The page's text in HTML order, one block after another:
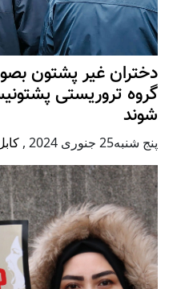
دختران غیر پشتون
گروه تروریستی
شوند
پنج شنبه25 جنوری 2024 ,